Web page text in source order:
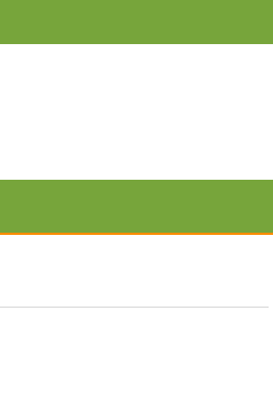
izolacyjności i trwałości